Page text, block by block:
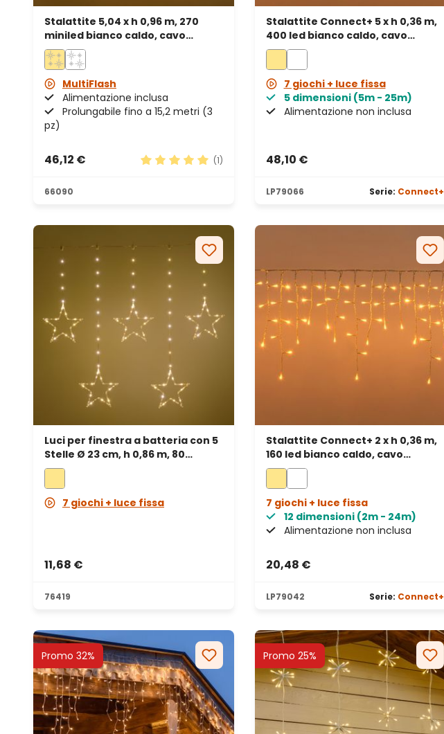
Stalattite 5,04 x h 0,96 m, 270
miniled bianco caldo, cavo
bianco, prolungabile
MultiFlash
Alimentazione inclusa
Prolungabile fino a 15,2 metri (3
pz)
46,12 €
(1)
66090
Stalattite Connect+ 5 x h 0,36 m,
400 led bianco caldo, cavo
trasparente, prolungabile
7 giochi + luce fissa
5 dimensioni (5m - 25m)
Alimentazione non inclusa
48,10 €
LP79066 Serie: Connect+
Luci per finestra a batteria con 5
Stelle Ø 23 cm, h 0,86 m, 80
microled bianco caldo, cavo
7 giochi + luce fissa
11,68 €
76419
Stalattite Connect+ 2 x h 0,36 m,
160 led bianco caldo, cavo
trasparente, prolungabile
7 giochi + luce fissa
12 dimensioni (2m - 24m)
Alimentazione non inclusa
20,48 €
LP79042 Serie: Connect+
Promo 32% Promo 25%